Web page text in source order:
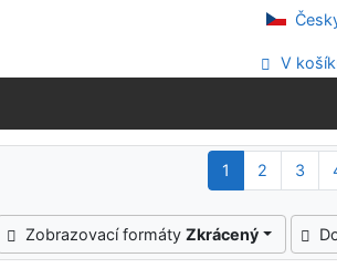
V
1 2 3
Zobrazovací formáty Zkrácený